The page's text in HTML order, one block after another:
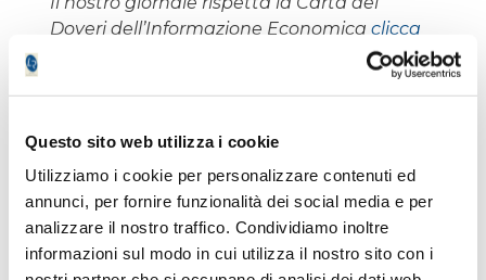
Questo sito web utilizza i cookie
Utilizziamo i cookie per personalizzare contenuti ed
annunci, per fornire funzionalità dei social media e per
analizzare il nostro traffico. Condividiamo inoltre
informazioni sul modo in cui utilizza il nostro sito con i
Doveri dell’Informazione Economica clicca